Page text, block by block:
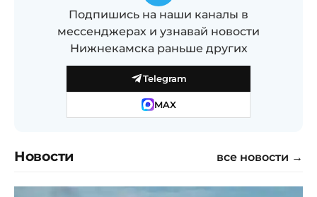
Подпишись на наши каналы в
мессенджерах и узнавай новости
Нижнекамска раньше других
Telegram
MAX
Новости все новости →